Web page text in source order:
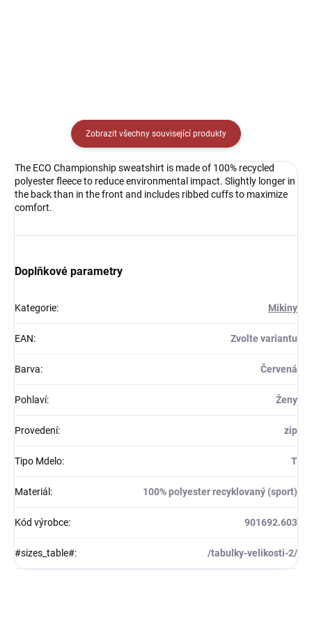
Zobrazit všechny související produkty
The ECO Championship sweatshirt is made of 100% recycled
polyester fleece to reduce environmental impact. Slightly longer in
the back than in the front and includes ribbed cuffs to maximize
comfort.
Doplňkové parametry
Kategorie: Mikiny
EAN: Zvolte variantu
Barva: Červená
Pohlaví: Ženy
Provedení: zip
Tipo Mdelo: T
Materiál : 100% polyester recyklovaný (sport)
Kód výrobce: 901692.603
#sizes_table#: /tabulky-velikosti-2/